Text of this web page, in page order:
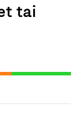
tai